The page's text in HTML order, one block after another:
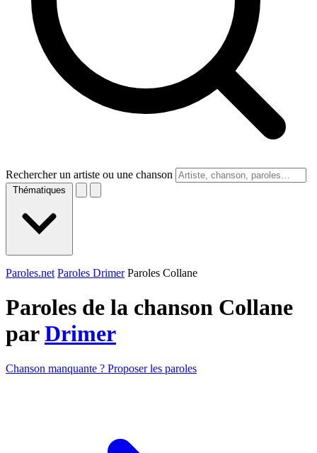
Rechercher un artiste ou une chanson
Thématiques
Paroles.net Paroles Drimer Paroles Collane
Paroles de la chanson Collane
parDrimer
Chanson manquante ? Proposer les paroles